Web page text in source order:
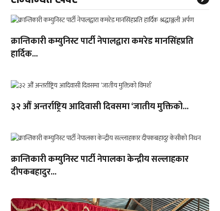
क्रान्तिकारी कम्युनिस्ट पार्टी नेपालद्वारा कमरेड मानसिंहप्रति
हार्दिक...
३२ औँ अन्तर्राष्ट्रिय आदिवासी दिवसमा ‘जातीय मुक्तिको...
क्रान्तिकारी कम्युनिस्ट पार्टी नेपालका केन्द्रीय सल्लाहकार
दीपकबहादुर...